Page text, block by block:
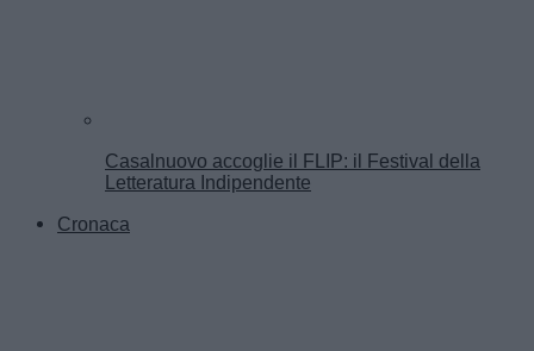
Casalnuovo accoglie il FLIP: il Festival della
Letteratura Indipendente
Cronaca